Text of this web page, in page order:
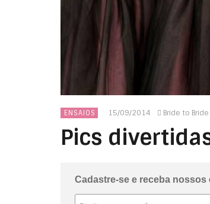
ENSAIOS 15/09/2014 Bride to Bride
Pics
Cadastre-se e receba